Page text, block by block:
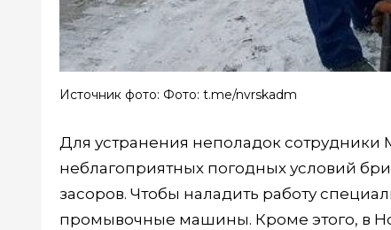
Источник фото: Фото: t.me/nvrskadm
Для устранения неполадок сотрудники
неблагоприятных погодных условий
засоров. Чтобы наладить работу
промывочные машины. Кроме этого, в